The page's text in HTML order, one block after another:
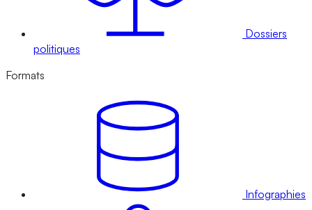
Dossiers
politiques
Formats
Infographies